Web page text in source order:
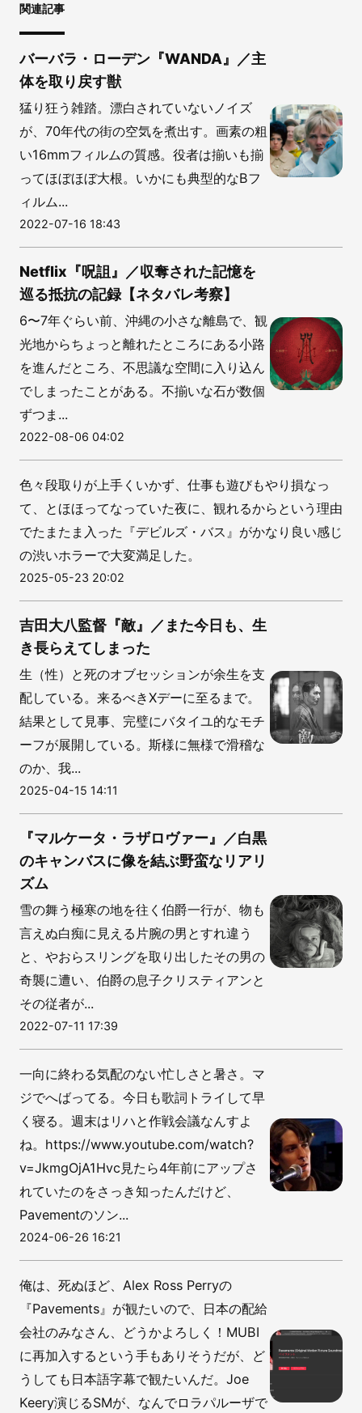
関連記事
バーバラ・ローデン『WANDA』／主
体を取り戻す獣
猛り狂う雑踏。漂白されていないノイズ
が、70年代の街の空気を煮出す。画素の粗
い16mmフィルムの質感。役者は揃いも揃
ってほぼほぼ大根。いかにも典型的なBフ
ィルム...
2022-07-16 18:43
Netflix『呪詛』／収奪された記憶を
巡る抵抗の記録【ネタバレ考察】
6〜7年ぐらい前、沖縄の小さな離島で、観
光地からちょっと離れたところにある小路
を進んだところ、不思議な空間に入り込ん
でしまったことがある。不揃いな石が数個
ずつま...
2022-08-06 04:02
色々段取りが上手くいかず、仕事も遊びもやり損なっ
て、とほほってなっていた夜に、観れるからという理由
でたまたま入った『デビルズ・バス』がかなり良い感じ
の渋いホラーで大変満足した。
2025-05-23 20:02
吉田大八監督『敵』／また今日も、生
き長らえてしまった
生（性）と死のオブセッションが余生を支
配している。来るべきXデーに至るまで。
結果として見事、完璧にバタイユ的なモチ
ーフが展開している。斯様に無様で滑稽な
のか、我...
2025-04-15 14:11
『マルケータ・ラザロヴァー』／白黒
のキャンバスに像を結ぶ野蛮なリアリ
ズム
雪の舞う極寒の地を往く伯爵一行が、物も
言えぬ白痴に見える片腕の男とすれ違う
と、やおらスリングを取り出したその男の
奇襲に遭い、伯爵の息子クリスティアンと
その従者が...
2022-07-11 17:39
一向に終わる気配のない忙しさと暑さ。マ
ジでへばってる。今日も歌詞トライして早
く寝る。週末はリハと作戦会議なんすよ
ね。https://www.youtube.com/watch?
v=JkmgOjA1Hvc見たら4年前にアップさ
れていたのをさっき知ったんだけど、
Pavementのソン...
2024-06-26 16:21
俺は、死ぬほど、Alex Ross Perryの
『Pavements』が観たいので、日本の配給
会社のみなさん、どうかよろしく！MUBI
に再加入するという手もありそうだが、ど
うしても日本語字幕で観たいんだ。Joe
Keery演じるSMが、なんでロラパルーザで